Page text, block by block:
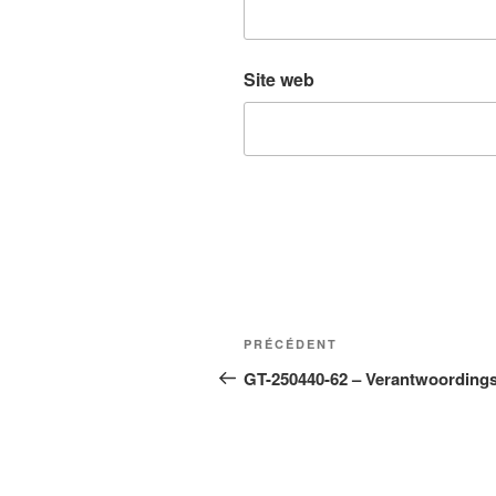
Site web
Navigation
de
Article
précédent
PRÉCÉDENT
GT-250440-62 –